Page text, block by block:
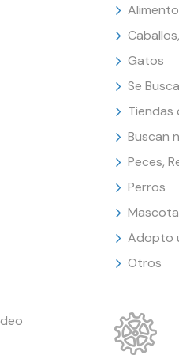
Gatos
Se Busca
Tiendas
Buscan
Peces,
Perros
Adopto
Otros